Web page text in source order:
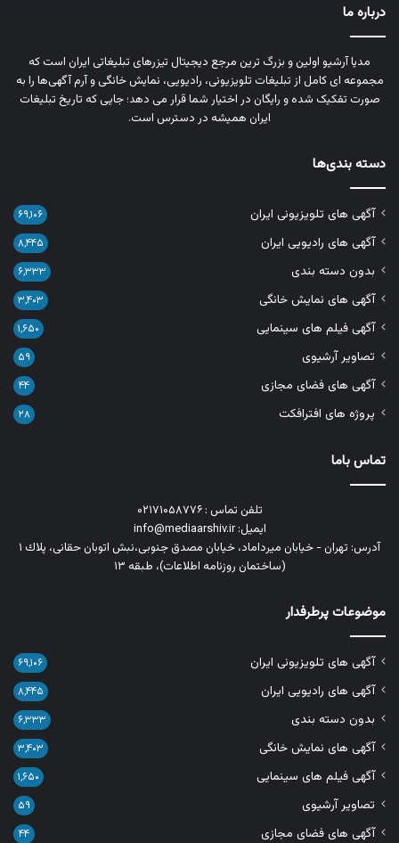
درباره ما
مدیا آرشیو اولین و بزرگ‌ ترین مرجع دیجیتال تیزرهای تبلیغاتی ایران است که
مجموعه‌ ای کامل از تبلیغات تلویزیونی، رادیویی، نمایش خانگی و آرم‌ آگهی‌ها را به‌
صورت تفکیک‌ شده و رایگان در اختیار شما قرار می‌ دهد؛ جایی که تاریخ تبلیغات
ایران همیشه در دسترس است.
دسته بندی‌ها
آگهی های تلویزیونی ایران ۶۹,۱۰۶
آگهی های رادیویی ایران ۸,۴۴۵
بدون دسته بندی ۶,۳۳۳
آگهی های نمایش خانگی ۳,۴۰۳
آگهی فیلم های سینمایی ۱,۶۵۰
تصاویر آرشیوی ۵۹
آگهی های فضای مجازی ۴۴
پروژه های افترافکت ۲۸
تماس باما
تلفن تماس : ۰۲۱۷۱۰۵۸۷۷۶
ایمیل: info@mediaarshiv.ir
آدرس: تهران - خیابان میرداماد، خیابان مصدق جنوبی،نبش اتوبان حقانی، پلاك ١
(ساختمان روزنامه اطلاعات)، طبقه ۱۳
موضوعات پرطرفدار
آگهی های تلویزیونی ایران ۶۹,۱۰۶
آگهی های رادیویی ایران ۸,۴۴۵
بدون دسته بندی ۶,۳۳۳
آگهی های نمایش خانگی ۳,۴۰۳
آگهی فیلم های سینمایی ۱,۶۵۰
تصاویر آرشیوی ۵۹
آگهی های فضای مجازی ۴۴